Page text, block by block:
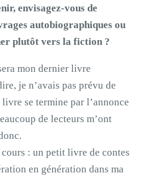
envisagez-vous de
autobiographiques ou
plutôt vers la fiction ?
mon dernier livre
je n’avais pas prévu de
se termine par l’annonce
de lecteurs m’ont
: un petit livre de contes
en génération dans ma